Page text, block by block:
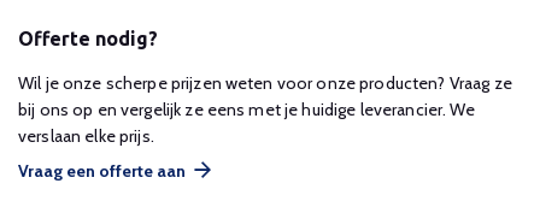
Offerte nodig?
Wil je onze scherpe prijzen weten voor onze producten? Vraag ze
bij ons op en vergelijk ze eens met je huidige leverancier. We
verslaan elke prijs.
Vraag een offerte aan